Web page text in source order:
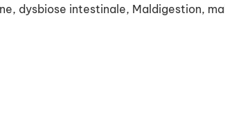
dysbiose intestinale, Maldigestion,